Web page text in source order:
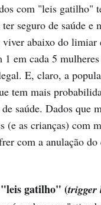
com "leis gatilho"
seguro de saúde e
abaixo do limiar
1 em cada 5
E, claro, a
tem mais
saúde. Dados que
(e as crianças) com
com a anulação
"leis gatilho" (trigger